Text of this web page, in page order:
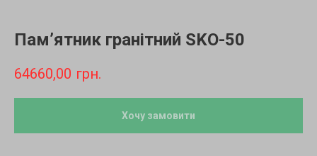
Пам’ятник гранітний SKO-50
64660,00 грн.
Хочу замовити